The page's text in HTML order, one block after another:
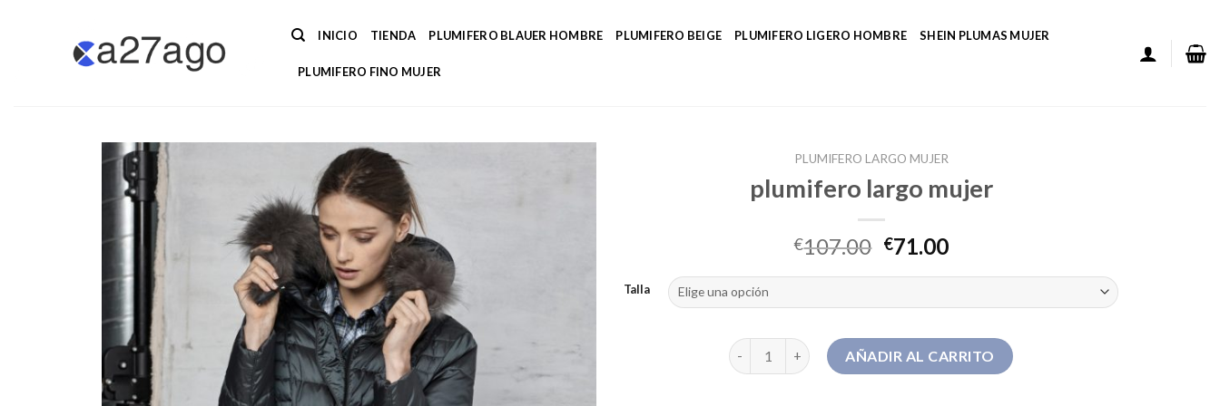
INICIO TIENDA PLUMIFERO BLAUER HOMBRE PLUMIFERO BEIGE PLUMIFERO LIGERO HOMBRE SHEIN PLUMAS MUJER
PLUMIFERO FINO MUJER
PLUMIFERO LARGO MUJER
plumifero largo mujer
€107.00 €71.00
Talla
plumifero largo mujer cantidadAÑADIR AL CARRITO